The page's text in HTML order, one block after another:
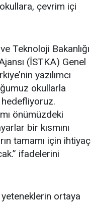
çevrim içi
Teknoloji Bakanlığı
(İSTKA) Genel
yazılımcı
okullarla
hedefliyoruz.
önümüzdeki
bir kısmını
tamamı için ihtiyaç
ifadelerini
ortaya